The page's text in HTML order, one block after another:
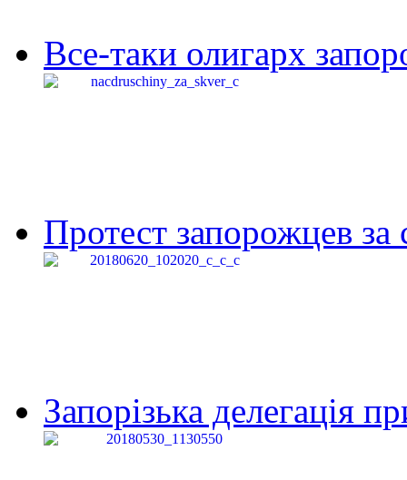
Все-таки олигарх
Протест запорожцев за
Запорізька делегація